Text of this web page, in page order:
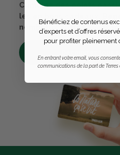
Cumulez des points
les en bons cadeaux.
nombreux autres
Bénéficiez de contenus
d’experts et d’offres
pour profiter pleinement
En entrant votre email, vous
communications de la part de Terres